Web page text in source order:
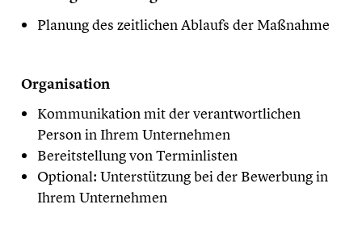
Planung des zeitlichen Ablaufs der Maßnahme
​Organisation
Kommunikation mit der verantwortlichen
Person in Ihrem Unternehmen
Bereitstellung von Terminlisten
Optional: Unterstützung bei der Bewerbung in
Ihrem Unternehmen